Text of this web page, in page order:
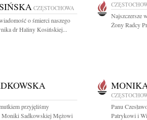
CZĘSTOCHOWA
o śmierci naszego
dr Haliny Kosińskiej...
Najszczersze
Żony Radcy
przyjęliśmy
Moniki Sadkowskiej Mężowi
Panu
Patrykowi i